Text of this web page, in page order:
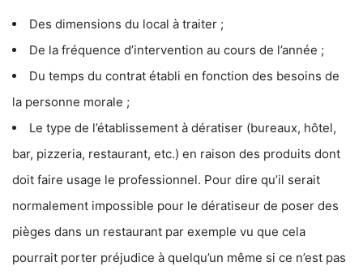
Des dimensions du local à traiter ;
De la fréquence d’intervention au cours de l’année ;
Du temps du contrat établi en fonction des besoins de
la personne morale ;
Le type de l’établissement à dératiser (bureaux, hôtel,
bar, pizzeria, restaurant, etc.) en raison des produits dont
doit faire usage le professionnel. Pour dire qu’il serait
normalement impossible pour le dératiseur de poser des
pièges dans un restaurant par exemple vu que cela
pourrait porter préjudice à quelqu’un même si ce n’est pas